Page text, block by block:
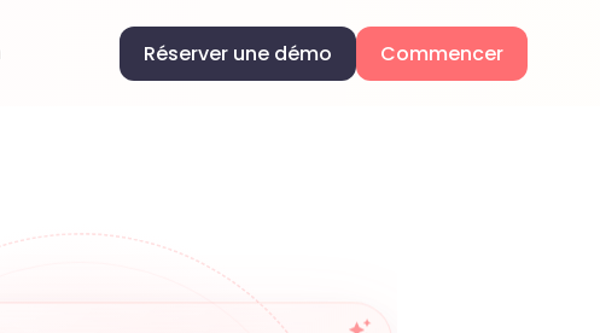
Réserver une démo Commencer